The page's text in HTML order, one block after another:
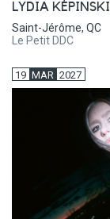
LYDIA KÉPINSKI
Saint-Jérôme, QC
Le Petit DDC
19 MAR 2027